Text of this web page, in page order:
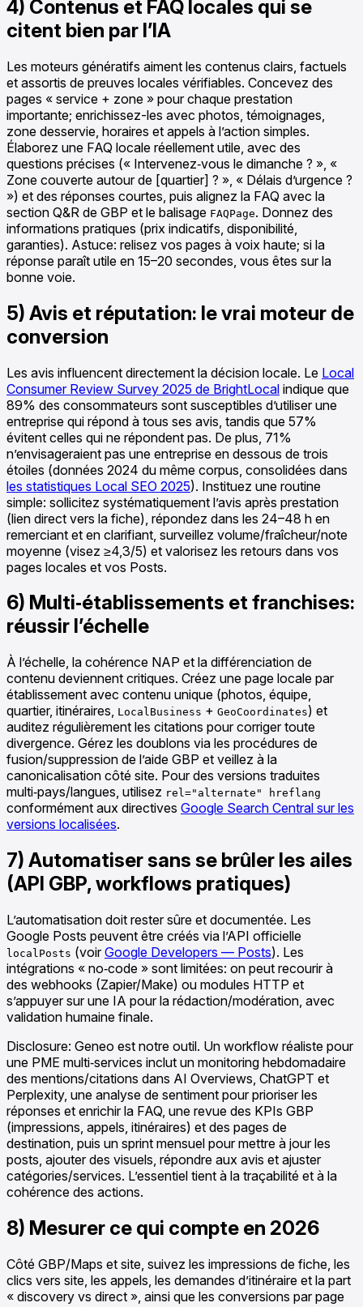
4) Contenus et FAQ locales qui se
citent bien par l’IA
Les moteurs génératifs aiment les contenus clairs, factuels
et assortis de preuves locales vérifiables. Concevez des
pages « service + zone » pour chaque prestation
importante; enrichissez-les avec photos, témoignages,
zone desservie, horaires et appels à l’action simples.
Élaborez une FAQ locale réellement utile, avec des
questions précises (« Intervenez‑vous le dimanche ? », «
Zone couverte autour de [quartier] ? », « Délais d’urgence ?
») et des réponses courtes, puis alignez la FAQ avec la
section Q&R de GBP et le balisage FAQPage. Donnez des
informations pratiques (prix indicatifs, disponibilité,
garanties). Astuce: relisez vos pages à voix haute; si la
réponse paraît utile en 15–20 secondes, vous êtes sur la
bonne voie.
5) Avis et réputation: le vrai moteur de
conversion
Les avis influencent directement la décision locale. Le Local
Consumer Review Survey 2025 de BrightLocal indique que
89% des consommateurs sont susceptibles d’utiliser une
entreprise qui répond à tous ses avis, tandis que 57%
évitent celles qui ne répondent pas. De plus, 71%
n’envisageraient pas une entreprise en dessous de trois
étoiles (données 2024 du même corpus, consolidées dans
les statistiques Local SEO 2025). Instituez une routine
simple: sollicitez systématiquement l’avis après prestation
(lien direct vers la fiche), répondez dans les 24–48 h en
remerciant et en clarifiant, surveillez volume/fraîcheur/note
moyenne (visez ≥4,3/5) et valorisez les retours dans vos
pages locales et vos Posts.
6) Multi‑établissements et franchises:
réussir l’échelle
À l’échelle, la cohérence NAP et la différenciation de
contenu deviennent critiques. Créez une page locale par
établissement avec contenu unique (photos, équipe,
quartier, itinéraires, LocalBusiness + GeoCoordinates) et
auditez régulièrement les citations pour corriger toute
divergence. Gérez les doublons via les procédures de
fusion/suppression de l’aide GBP et veillez à la
canonicalisation côté site. Pour des versions traduites
multi‑pays/langues, utilisez rel="alternate" hreflang
conformément aux directives Google Search Central sur les
versions localisées.
7) Automatiser sans se brûler les ailes
(API GBP, workflows pratiques)
L’automatisation doit rester sûre et documentée. Les
Google Posts peuvent être créés via l’API officielle
localPosts (voirGoogle Developers — Posts). Les
intégrations « no‑code » sont limitées: on peut recourir à
des webhooks (Zapier/Make) ou modules HTTP et
s’appuyer sur une IA pour la rédaction/modération, avec
validation humaine finale.
Disclosure: Geneo est notre outil. Un workflow réaliste pour
une PME multi‑services inclut un monitoring hebdomadaire
des mentions/citations dans AI Overviews, ChatGPT et
Perplexity, une analyse de sentiment pour prioriser les
réponses et enrichir la FAQ, une revue des KPIs GBP
(impressions, appels, itinéraires) et des pages de
destination, puis un sprint mensuel pour mettre à jour les
posts, ajouter des visuels, répondre aux avis et ajuster
catégories/services. L’essentiel tient à la traçabilité et à la
cohérence des actions.
8) Mesurer ce qui compte en 2026
Côté GBP/Maps et site, suivez les impressions de fiche, les
clics vers site, les appels, les demandes d’itinéraire et la part
« discovery vs direct », ainsi que les conversions par page